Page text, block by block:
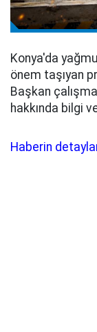
Konya'da
önem taşıyan
Başkan
hakkında bilgi
Haberin